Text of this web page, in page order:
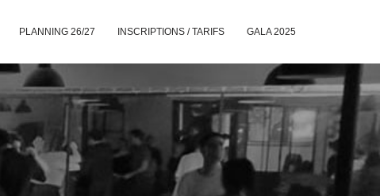
PLANNING 26/27 INSCRIPTIONS / TARIFS GALA 2025